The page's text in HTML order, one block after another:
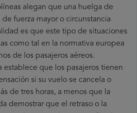
alegan que una huelga de
fuerza mayor o circunstancia
es que este tipo de situaciones
como tal en la normativa europea
de los pasajeros aéreos.
establece que los pasajeros tienen
si su vuelo se cancela o
de tres horas, a menos que la
demostrar que el retraso o la